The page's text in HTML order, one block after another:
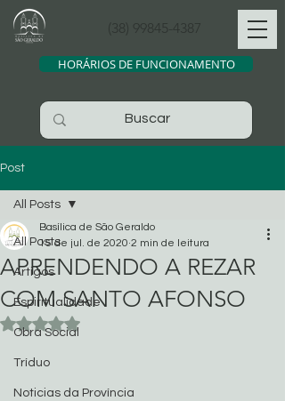
(38) 99845-4387
HORÁRIOS DE FUNCIONAMENTO
Post
All Posts
Artigos
Espiritualidade
Obra Social
Tríduo
Noticias da Província
All Posts
APRENDENDO A REZAR
COM SANTO AFONSO
Basílica de São Geraldo
15 de jul. de 2020 2 min de leitura
Avaliado com NaN de 5 estrelas.